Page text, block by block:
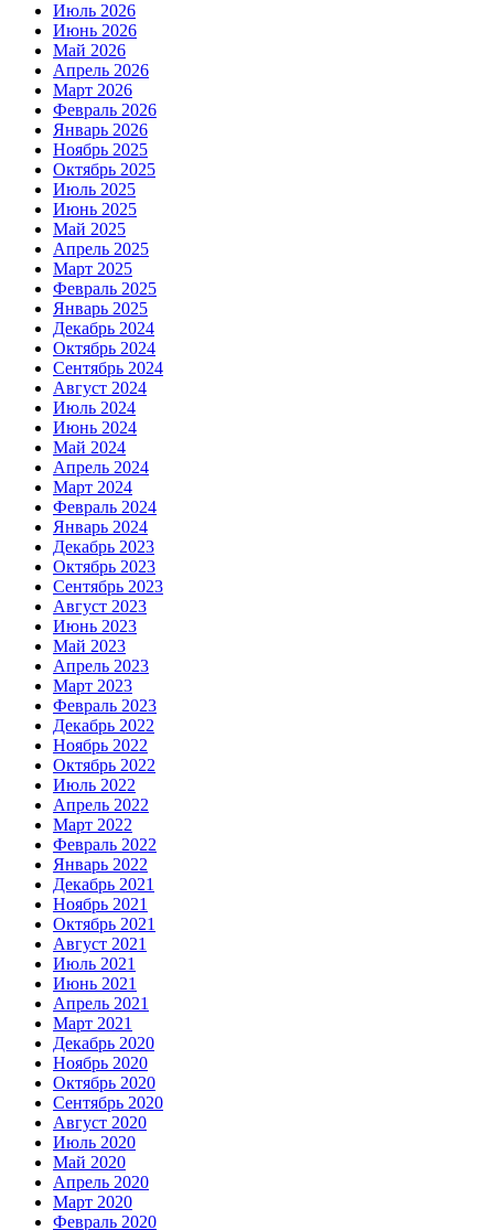
Июль 2026
Июнь 2026
Май 2026
Апрель 2026
Март 2026
Февраль 2026
Январь 2026
Ноябрь 2025
Октябрь 2025
Июль 2025
Июнь 2025
Май 2025
Апрель 2025
Март 2025
Февраль 2025
Январь 2025
Декабрь 2024
Октябрь 2024
Сентябрь 2024
Август 2024
Июль 2024
Июнь 2024
Май 2024
Апрель 2024
Март 2024
Февраль 2024
Январь 2024
Декабрь 2023
Октябрь 2023
Сентябрь 2023
Август 2023
Июнь 2023
Май 2023
Апрель 2023
Март 2023
Февраль 2023
Декабрь 2022
Ноябрь 2022
Октябрь 2022
Июль 2022
Апрель 2022
Март 2022
Февраль 2022
Январь 2022
Декабрь 2021
Ноябрь 2021
Октябрь 2021
Август 2021
Июль 2021
Июнь 2021
Апрель 2021
Март 2021
Декабрь 2020
Ноябрь 2020
Октябрь 2020
Сентябрь 2020
Август 2020
Июль 2020
Май 2020
Апрель 2020
Март 2020
Февраль 2020